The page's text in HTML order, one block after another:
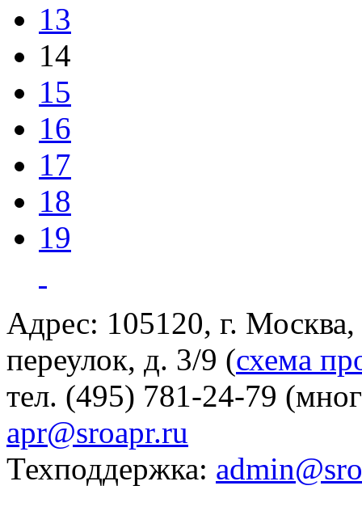
13
14
15
16
17
18
19
Адрес: 105120, г.
переулок, д. 3/9 (схема
тел. (495) 781-24-79
apr@sroapr.ru
Техподдержка: